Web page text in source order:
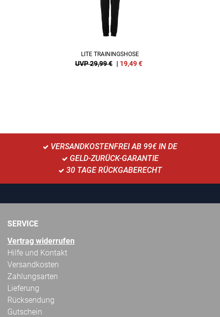
LITE TRAININGSHOSE
UVP 29,99 € | 19,49€
VERSANDKOSTENFREI AB 99€ IN DE
GELD-ZURÜCK-GARANTIE
30 TAGE RÜCKGABERECHT
SERVICE
Vertrag widerrufen
Hilfe und Kontakt
Versandkosten
Zahlungsarten
Lieferung
Rücksendung
Gutschein